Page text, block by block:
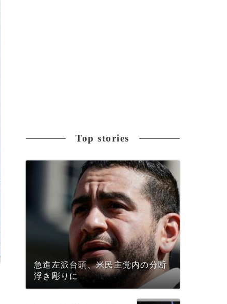
Top stories
急進左派台頭、米民主党内の分断
浮き彫りに